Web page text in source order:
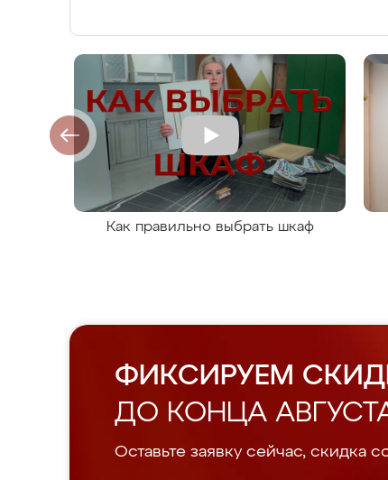
Как правильно выбрать шкаф
ФИКСИРУЕМ
ДО КОНЦА
Оставьте заявку сейчас, скидка